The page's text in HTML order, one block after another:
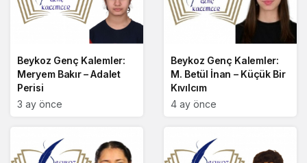
Beykoz Genç Kalemler:
Meryem Bakır – Adalet
Perisi
3 ay önce
Beykoz Genç Kalemler:
M. Betül İnan – Küçük Bir
Kıvılcım
4 ay önce